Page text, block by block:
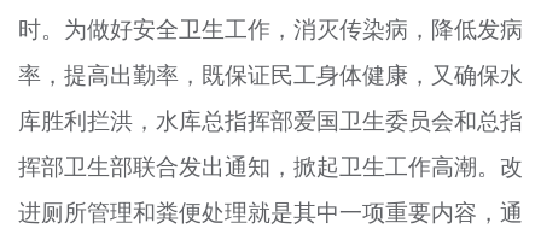
时。为做好安全卫生工作，消灭传染病，降低发病
率，提高出勤率，既保证民工身体健康，又确保水
库胜利拦洪，水库总指挥部爱国卫生委员会和总指
挥部卫生部联合发出通知，掀起卫生工作高潮。改
进厕所管理和粪便处理就是其中一项重要内容，通